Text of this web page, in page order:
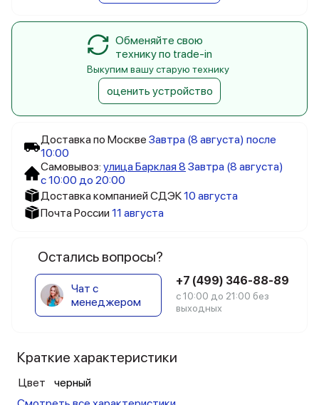
Доставка по Москве Завтра (8 августа) после
10:00
Самовывоз: улица Барклая 8 Завтра (8 августа)
с 10:00 до 20:00
Доставка компанией СДЭК10 августа
Почта России 11 августа
Остались вопросы?
Чат с
менеджером
+7 (499) 346-88-89
с 10:00 до 21:00 без
выходных
Краткие характеристики
Цвет
черный
Обменяйте свою
технику по trade-in
Выкупим вашу старую технику
оценить устройство